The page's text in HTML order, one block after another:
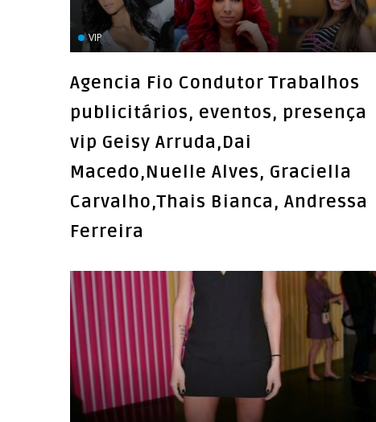
VIP
Agencia Fio Condutor Trabalhos
publicitários, eventos, presença
vip Geisy Arruda,Dai
Macedo,Nuelle Alves, Graciella
Carvalho,Thais Bianca, Andressa
Ferreira